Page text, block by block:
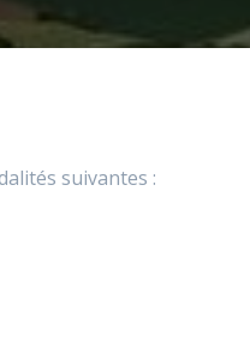
suivantes :